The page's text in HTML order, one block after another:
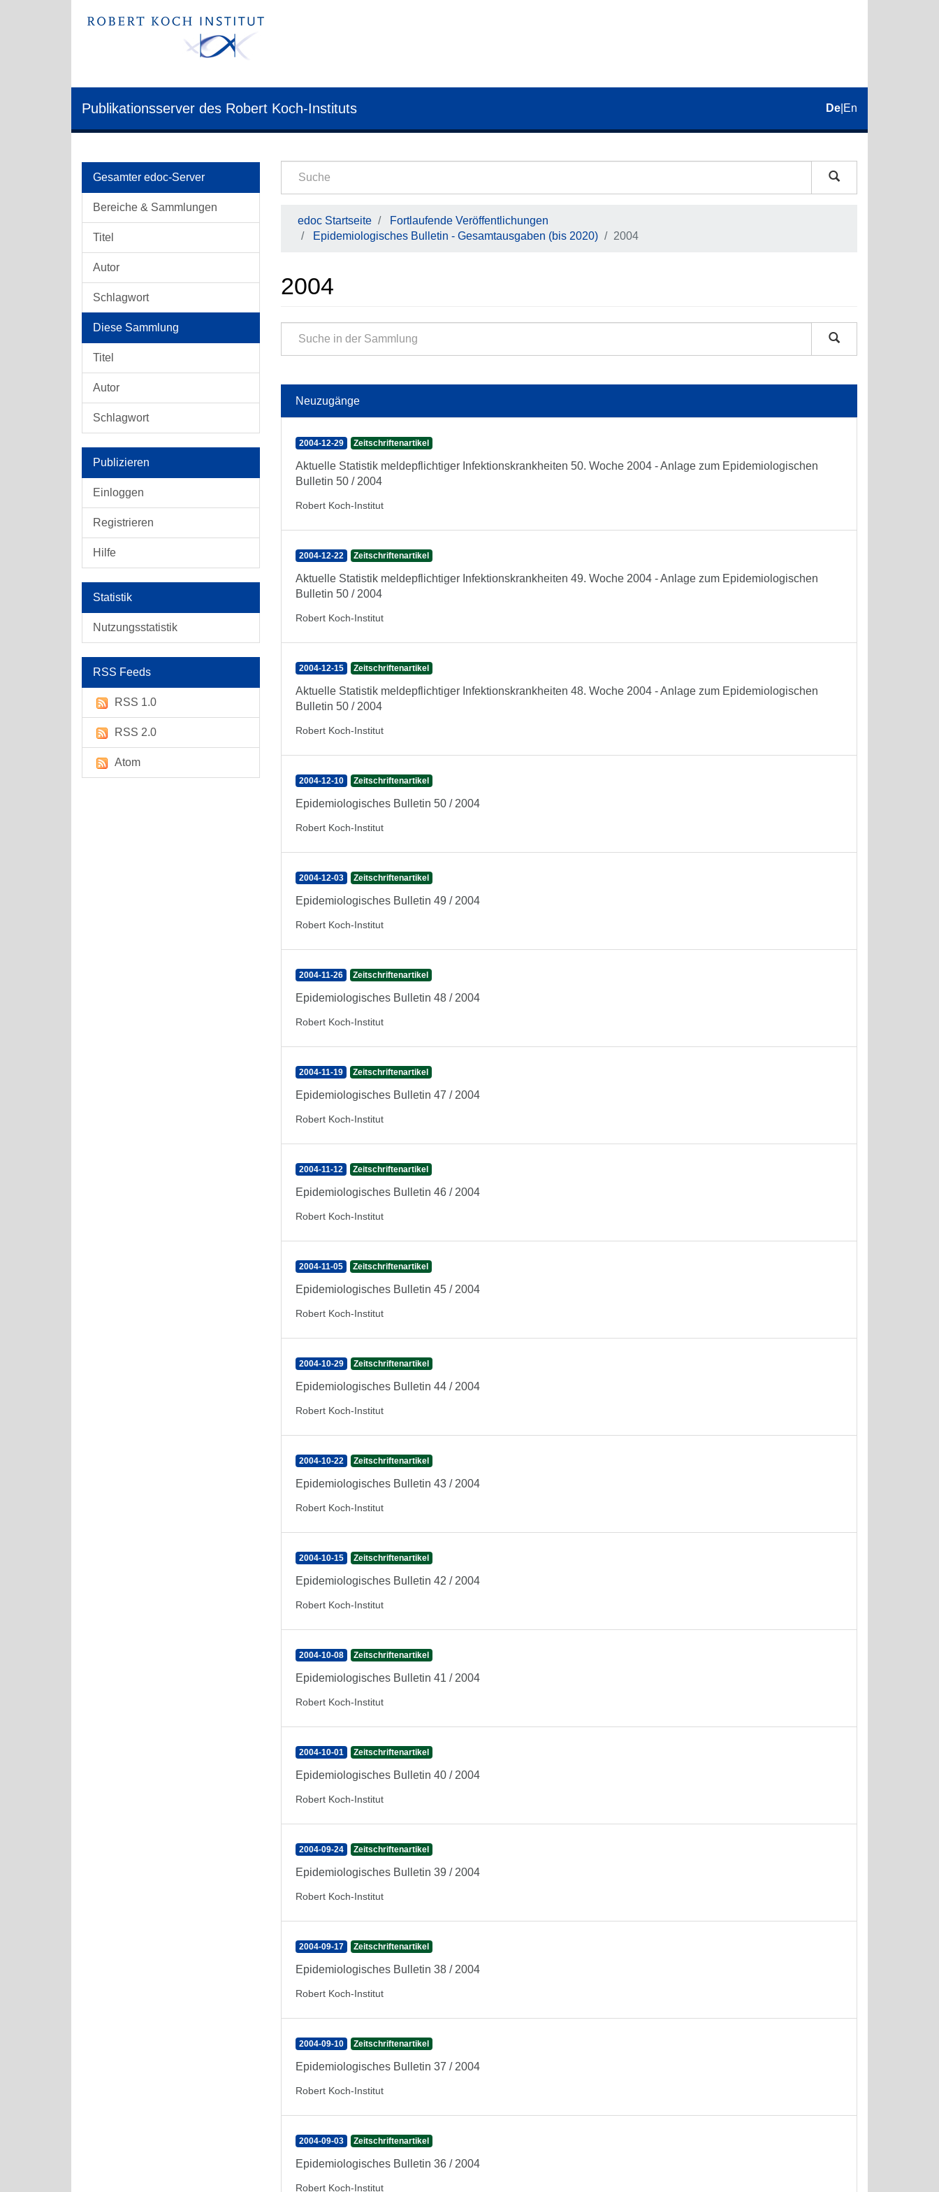
Publikationsserver des Robert Koch-Instituts De En
Gesamter edoc-Server
Bereiche & Sammlungen
Titel
Autor
Schlagwort
Diese Sammlung
Titel
Autor
Schlagwort
Publizieren
Einloggen
Registrieren
Hilfe
Statistik
Nutzungsstatistik
RSS Feeds
RSS 1.0
RSS 2.0
Atom
edoc Startseite
Fortlaufende Veröffentlichungen
Epidemiologisches Bulletin - Gesamtausgaben (bis 2020)
2004
2004
Neuzugänge
2004-12-29 Zeitschriftenartikel
Aktuelle Statistik meldepflichtiger Infektionskrankheiten 50. Woche 2004 - Anlage zum Epidemiologischen
Bulletin 50 / 2004
Robert Koch-Institut
2004-12-22 Zeitschriftenartikel
Aktuelle Statistik meldepflichtiger Infektionskrankheiten 49. Woche 2004 - Anlage zum Epidemiologischen
Bulletin 50 / 2004
Robert Koch-Institut
2004-12-15 Zeitschriftenartikel
Aktuelle Statistik meldepflichtiger Infektionskrankheiten 48. Woche 2004 - Anlage zum Epidemiologischen
Bulletin 50 / 2004
Robert Koch-Institut
2004-12-10 Zeitschriftenartikel
Epidemiologisches Bulletin 50 / 2004
Robert Koch-Institut
2004-12-03 Zeitschriftenartikel
Epidemiologisches Bulletin 49 / 2004
Robert Koch-Institut
2004-11-26 Zeitschriftenartikel
Epidemiologisches Bulletin 48 / 2004
Robert Koch-Institut
2004-11-19 Zeitschriftenartikel
Epidemiologisches Bulletin 47 / 2004
Robert Koch-Institut
2004-11-12 Zeitschriftenartikel
Epidemiologisches Bulletin 46 / 2004
Robert Koch-Institut
2004-11-05 Zeitschriftenartikel
Epidemiologisches Bulletin 45 / 2004
Robert Koch-Institut
2004-10-29 Zeitschriftenartikel
Epidemiologisches Bulletin 44 / 2004
Robert Koch-Institut
2004-10-22 Zeitschriftenartikel
Epidemiologisches Bulletin 43 / 2004
Robert Koch-Institut
2004-10-15 Zeitschriftenartikel
Epidemiologisches Bulletin 42 / 2004
Robert Koch-Institut
2004-10-08 Zeitschriftenartikel
Epidemiologisches Bulletin 41 / 2004
Robert Koch-Institut
2004-10-01 Zeitschriftenartikel
Epidemiologisches Bulletin 40 / 2004
Robert Koch-Institut
2004-09-24 Zeitschriftenartikel
Epidemiologisches Bulletin 39 / 2004
Robert Koch-Institut
2004-09-17 Zeitschriftenartikel
Epidemiologisches Bulletin 38 / 2004
Robert Koch-Institut
2004-09-10 Zeitschriftenartikel
Epidemiologisches Bulletin 37 / 2004
Robert Koch-Institut
2004-09-03 Zeitschriftenartikel
Epidemiologisches Bulletin 36 / 2004
Robert Koch-Institut